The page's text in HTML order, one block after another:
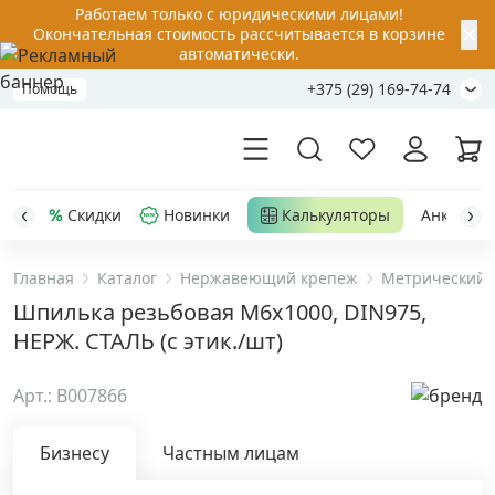
Работаем только с юридическими лицами!
Окончательная стоимость рассчитывается в корзине
автоматически.
Помощь +375 (29) 169-74-74
Акции
Распродажа
Уценка
Анкерная техника
Скидки Новинки Калькуляторы Анкер-
Главная Каталог Нержавеющий крепеж Метрический
Шпилька резьбовая М6х1000, DIN975,
НЕРЖ. СТАЛЬ (с этик./шт)
Арт.: B007866
Бизнесу Частным лицам